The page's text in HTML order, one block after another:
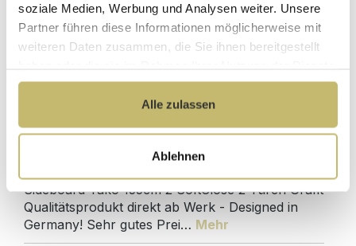
soziale Medien, Werbung und Analysen weiter. Unsere
Partner führen diese Informationen möglicherweise mit
weiteren Daten zusammen, die Sie ihnen bereitgestellt
gesammelt haben.
Alle zulassen
Ablehnen
Designed in
Germany
1 Monat risikofreies
Rückgaberecht
Sideboard Yako 155cm 2 SoftClose 2 Türen Grafit
Qualitätsprodukt direkt ab Werk - Designed in
Germany! Sehr gutes Prei… Mehr